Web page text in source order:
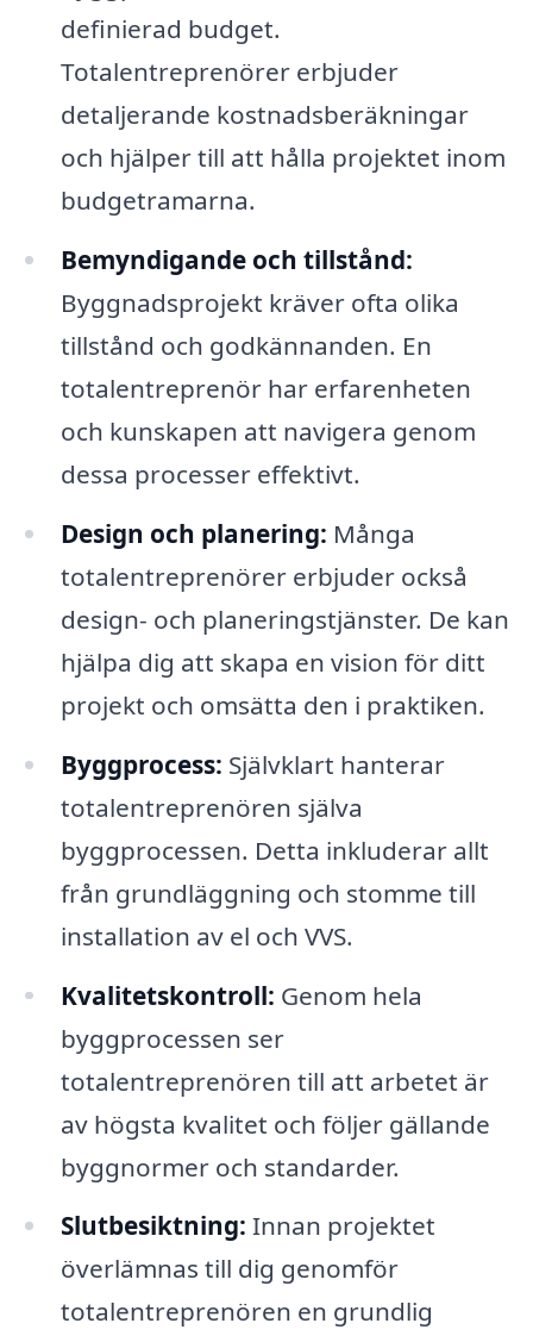
definierad budget.
Totalentreprenörer erbjuder
detaljerande kostnadsberäkningar
och hjälper till att hålla projektet inom
budgetramarna.
Bemyndigande och tillstånd:
Byggnadsprojekt kräver ofta olika
tillstånd och godkännanden. En
totalentreprenör har erfarenheten
och kunskapen att navigera genom
dessa processer effektivt.
Design och planering: Många
totalentreprenörer erbjuder också
design- och planeringstjänster. De kan
hjälpa dig att skapa en vision för ditt
projekt och omsätta den i praktiken.
Byggprocess: Självklart hanterar
totalentreprenören själva
byggprocessen. Detta inkluderar allt
från grundläggning och stomme till
installation av el och VVS.
Kvalitetskontroll: Genom hela
byggprocessen ser
totalentreprenören till att arbetet är
av högsta kvalitet och följer gällande
byggnormer och standarder.
Slutbesiktning: Innan projektet
överlämnas till dig genomför
totalentreprenören en grundlig